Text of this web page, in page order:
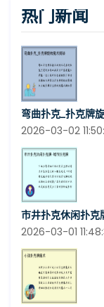
热门新闻
弯曲扑克_扑克牌
2026-03-02
市井扑克休闲扑克
2026-03-01